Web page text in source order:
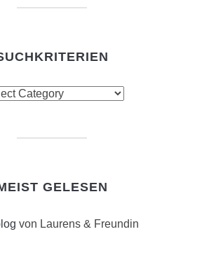
GELESEN
von Laurens & Freundin